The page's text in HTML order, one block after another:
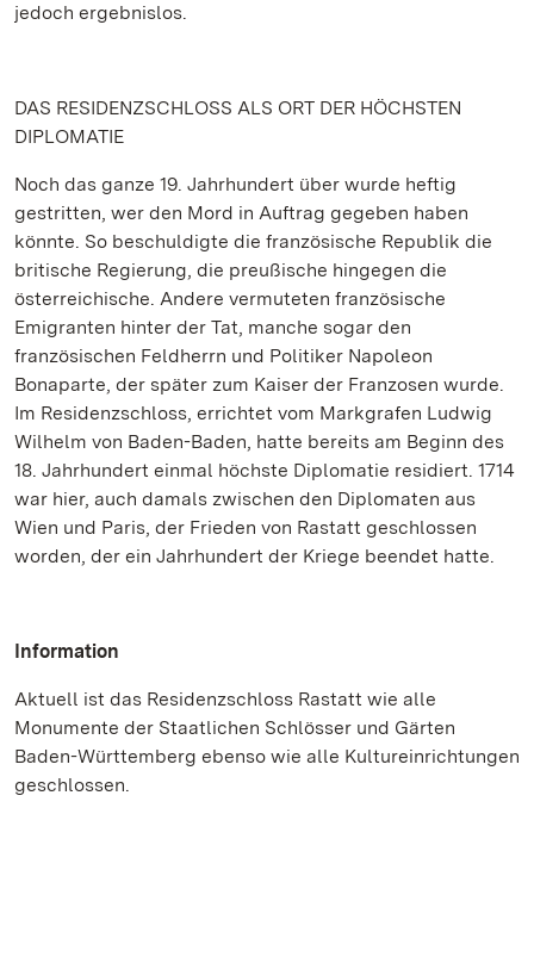
jedoch ergebnislos.
DAS RESIDENZSCHLOSS ALS ORT DER HÖCHSTEN
DIPLOMATIE
Noch das ganze 19. Jahrhundert über wurde heftig
gestritten, wer den Mord in Auftrag gegeben haben
könnte. So beschuldigte die französische Republik die
britische Regierung, die preußische hingegen die
österreichische. Andere vermuteten französische
Emigranten hinter der Tat, manche sogar den
französischen Feldherrn und Politiker Napoleon
Bonaparte, der später zum Kaiser der Franzosen wurde.
Im Residenzschloss, errichtet vom Markgrafen Ludwig
Wilhelm von Baden-Baden, hatte bereits am Beginn des
18. Jahrhundert einmal höchste Diplomatie residiert. 1714
war hier, auch damals zwischen den Diplomaten aus
Wien und Paris, der Frieden von Rastatt geschlossen
worden, der ein Jahrhundert der Kriege beendet hatte.
Information
Aktuell ist das Residenzschloss Rastatt wie alle
Monumente der Staatlichen Schlösser und Gärten
Baden-Württemberg ebenso wie alle Kultureinrichtungen
geschlossen.